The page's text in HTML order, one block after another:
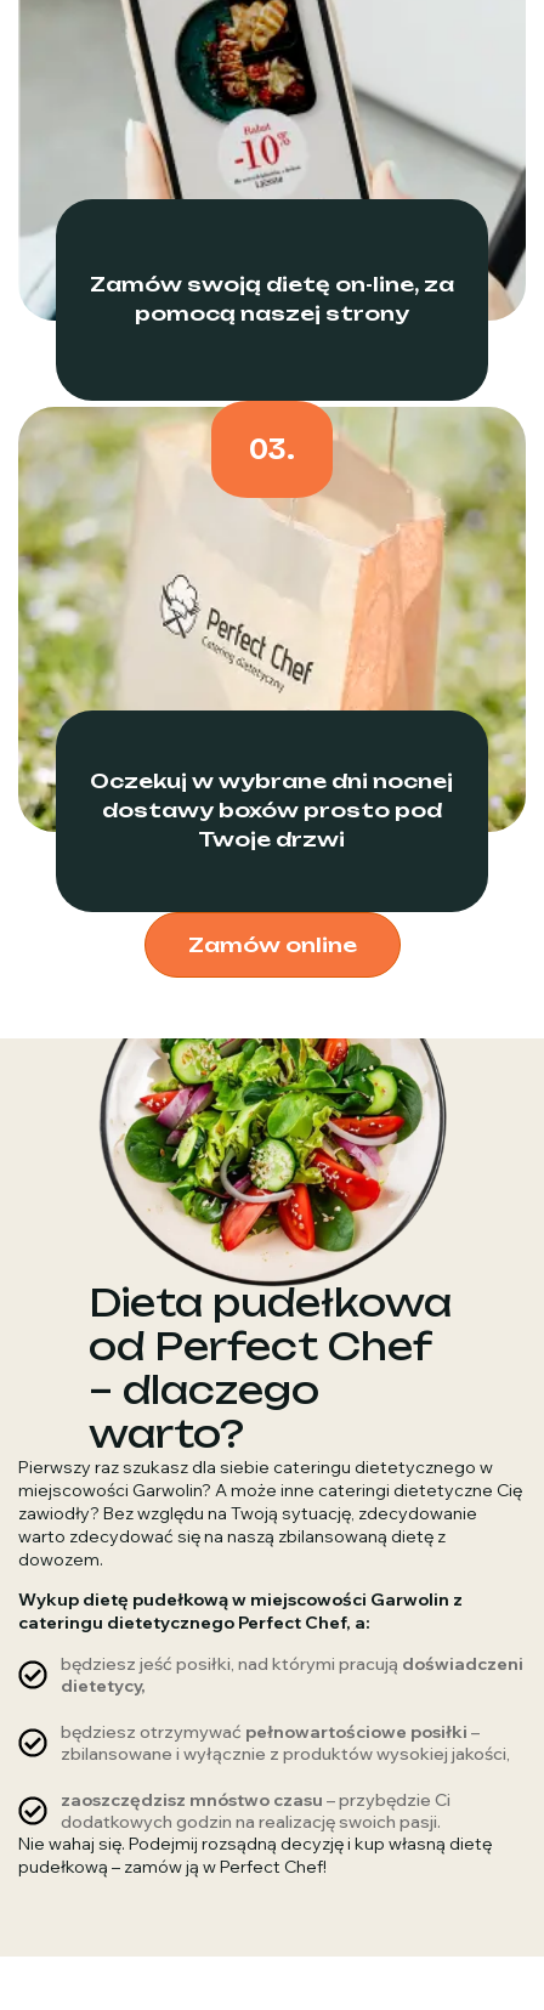
Zamów swoją dietę on-line, za
pomocą naszej strony
03.
Oczekuj w wybrane dni nocnej
dostawy boxów prosto pod
Twoje drzwi
Zamów online
Dieta pudełkowa
od Perfect Chef
– dlaczego
warto?
Pierwszy raz szukasz dla siebie cateringu dietetycznego w
miejscowości Garwolin? A może inne cateringi dietetyczne Cię
zawiodły? Bez względu na Twoją sytuację, zdecydowanie
warto zdecydować się na naszą zbilansowaną dietę z
dowozem.
Wykup dietę pudełkową w miejscowości Garwolin z
cateringu dietetycznego Perfect Chef, a:
będziesz jeść posiłki, nad którymi pracują doświadczeni
dietetycy,
będziesz otrzymywać pełnowartościowe posiłki –
zbilansowane i wyłącznie z produktów wysokiej jakości,
zaoszczędzisz mnóstwo czasu – przybędzie Ci
dodatkowych godzin na realizację swoich pasji.
Nie wahaj się. Podejmij rozsądną decyzję i kup własną dietę
pudełkową – zamów ją w Perfect Chef!